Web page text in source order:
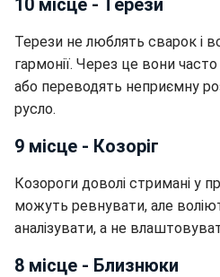
10 місце - Терези
Терези не люблять сварок і
гармонії. Через це вони
або переводять неприємну
русло.
9 місце - Козоріг
Козороги доволі стримані у
можуть ревнувати, але
аналізувати, а не
8 місце - Близнюки